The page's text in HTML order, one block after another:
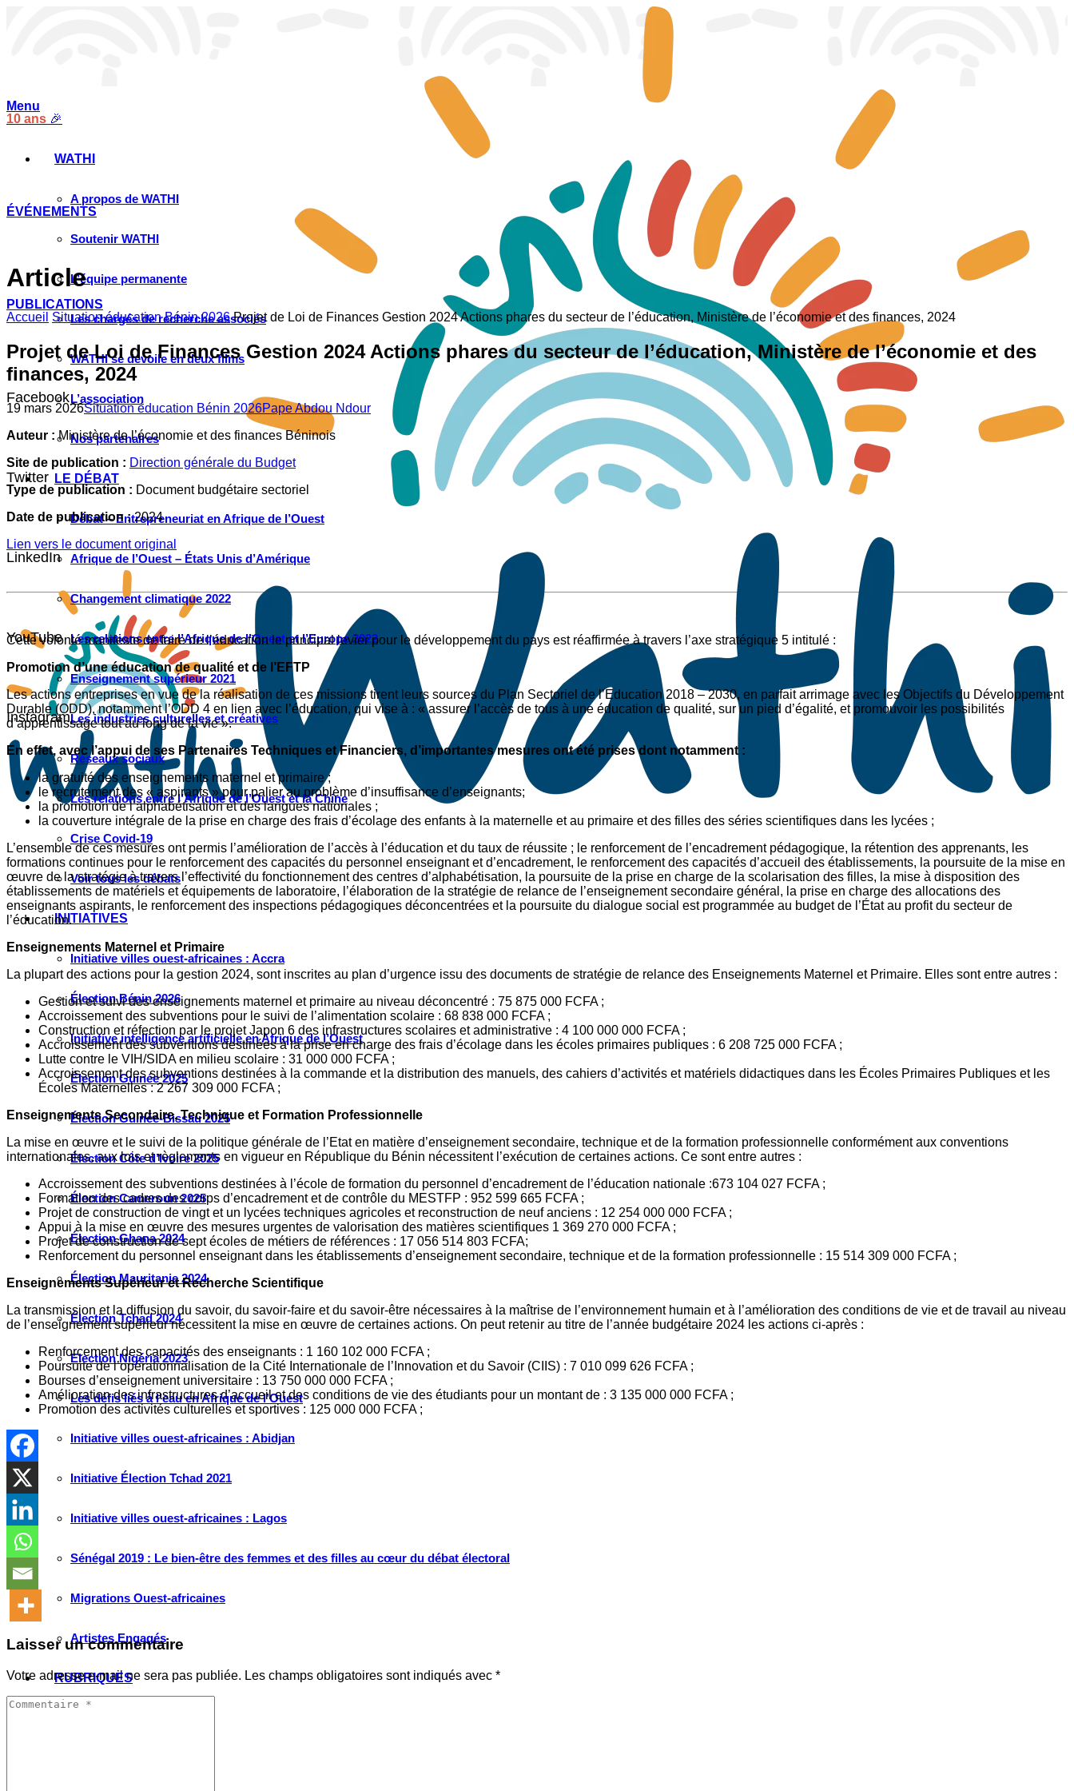
10 ans 🎉
ÉVÉNEMENTS
PUBLICATIONS
Facebook
Twitter
LinkedIn
YouTube
Instagram
Menu
WATHI
A propos de WATHI
Soutenir WATHI
L’équipe permanente
Les chargés de recherche associés
WATHI se dévoile en deux films
L’association
Nos partenaires
LE DÉBAT
Débat – Entrepreneuriat en Afrique de l’Ouest
Afrique de l’Ouest – États Unis d’Amérique
Changement climatique 2022
Les relations entre l’Afrique de l’Ouest et l’Europe 2022
Enseignement supérieur 2021
Les industries culturelles et créatives
Réseaux sociaux
Les relations entre l’Afrique de l’Ouest et la Chine
Crise Covid-19
Voir tous les débats
INITIATIVES
Initiative villes ouest-africaines : Accra
Élection Bénin 2026
Initiative intelligence artificielle en Afrique de l’Ouest
Élection Guinée 2025
Élection Guinée-Bissau 2025
Élection Côte d’Ivoire 2025
Élection Cameroun 2025
Élection Ghana 2024
Élection Mauritanie 2024
Élection Tchad 2024
Election Nigéria 2023
Les défis liés à l’eau en Afrique de l’Ouest
Initiative villes ouest-africaines : Abidjan
Initiative Élection Tchad 2021
Initiative villes ouest-africaines : Lagos
Sénégal 2019 : Le bien-être des femmes et des filles au cœur du débat électoral
Migrations Ouest-africaines
Artistes Engagés
RUBRIQUES
Article
Accueil Situation éducation Bénin 2026 Projet de Loi de Finances Gestion 2024 Actions phares du secteur de l’éducation, Ministère de l’économie et des finances, 2024
Projet de Loi de Finances Gestion 2024 Actions phares du secteur de l’éducation, Ministère de l’économie et des
finances, 2024
19 mars 2026Situation éducation Bénin 2026Pape Abdou Ndour
Auteur :Ministère de l’économie et des finances Béninois
Site de publication : Direction générale du Budget
Type de publication : Document budgétaire sectoriel
Date de publication :2024
Lien vers le document original
Cette volonté manifeste de faire de l’éducation le principal levier pour le développement du pays est réaffirmée à travers l’axe stratégique 5 intitulé :
Promotion d’une éducation de qualité et de l’EFTP
Les actions entreprises en vue de la réalisation de ces missions tirent leurs sources du Plan Sectoriel de l’Education 2018 – 2030, en parfait arrimage avec les Objectifs du Développement
Durable (ODD), notamment l’ODD 4 en lien avec l’éducation, qui vise à : « assurer l’accès de tous à une éducation de qualité, sur un pied d’égalité, et promouvoir les possibilités
d’apprentissage tout au long de la vie ».
En effet, avec l’appui de ses Partenaires Techniques et Financiers, d’importantes mesures ont été prises dont notamment :
la gratuité des enseignements maternel et primaire ;
le recrutement des « aspirants » pour palier au problème d’insuffisance d’enseignants;
la promotion de l’alphabétisation et des langues nationales ;
la couverture intégrale de la prise en charge des frais d’écolage des enfants à la maternelle et au primaire et des filles des séries scientifiques dans les lycées ;
L’ensemble de ces mesures ont permis l’amélioration de l’accès à l’éducation et du taux de réussite ; le renforcement de l’encadrement pédagogique, la rétention des apprenants, les
formations continues pour le renforcement des capacités du personnel enseignant et d’encadrement, le renforcement des capacités d’accueil des établissements, la poursuite de la mise en
œuvre de la stratégie à travers l’effectivité du fonctionnement des centres d’alphabétisation, la poursuite de la prise en charge de la scolarisation des filles, la mise à disposition des
établissements de matériels et équipements de laboratoire, l’élaboration de la stratégie de relance de l’enseignement secondaire général, la prise en charge des allocations des
enseignants aspirants, le renforcement des inspections pédagogiques déconcentrées et la poursuite du dialogue social est programmée au budget de l’État au profit du secteur de
l’éducation.
Enseignements Maternel et Primaire
La plupart des actions pour la gestion 2024, sont inscrites au plan d’urgence issu des documents de stratégie de relance des Enseignements Maternel et Primaire. Elles sont entre autres :
Gestion et suivi des enseignements maternel et primaire au niveau déconcentré : 75 875 000 FCFA ;
Accroissement des subventions pour le suivi de l’alimentation scolaire : 68 838 000 FCFA ;
Construction et réfection par le projet Japon 6 des infrastructures scolaires et administrative : 4 100 000 000 FCFA ;
Accroissement des subventions destinées à la prise en charge des frais d’écolage dans les écoles primaires publiques : 6 208 725 000 FCFA ;
Lutte contre le VIH/SIDA en milieu scolaire : 31 000 000 FCFA ;
Accroissement des subventions destinées à la commande et la distribution des manuels, des cahiers d’activités et matériels didactiques dans les Écoles Primaires Publiques et les
Écoles Maternelles : 2 267 309 000 FCFA ;
Enseignements Secondaire, Technique et Formation Professionnelle
La mise en œuvre et le suivi de la politique générale de l’Etat en matière d’enseignement secondaire, technique et de la formation professionnelle conformément aux conventions
internationales, aux lois et règlements en vigueur en République du Bénin nécessitent l’exécution de certaines actions. Ce sont entre autres :
Accroissement des subventions destinées à l’école de formation du personnel d’encadrement de l’éducation nationale :673 104 027 FCFA ;
Formation des cadres des corps d’encadrement et de contrôle du MESTFP : 952 599 665 FCFA ;
Projet de construction de vingt et un lycées techniques agricoles et reconstruction de neuf anciens : 12 254 000 000 FCFA ;
Appui à la mise en œuvre des mesures urgentes de valorisation des matières scientifiques 1 369 270 000 FCFA ;
Projet de construction de sept écoles de métiers de références : 17 056 514 803 FCFA;
Renforcement du personnel enseignant dans les établissements d’enseignement secondaire, technique et de la formation professionnelle : 15 514 309 000 FCFA ;
Enseignements Supérieur et Recherche Scientifique
La transmission et la diffusion du savoir, du savoir-faire et du savoir-être nécessaires à la maîtrise de l’environnement humain et à l’amélioration des conditions de vie et de travail au niveau
de l’enseignement supérieur nécessitent la mise en œuvre de certaines actions. On peut retenir au titre de l’année budgétaire 2024 les actions ci-après :
Renforcement des capacités des enseignants : 1 160 102 000 FCFA ;
Poursuite de l’opérationnalisation de la Cité Internationale de l’Innovation et du Savoir (CIIS) : 7 010 099 626 FCFA ;
Bourses d’enseignement universitaire : 13 750 000 000 FCFA ;
Amélioration des infrastructures d’accueil et des conditions de vie des étudiants pour un montant de : 3 135 000 000 FCFA ;
Promotion des activités culturelles et sportives : 125 000 000 FCFA ;
Laisser un commentaire
Votre adresse e-mail ne sera pas publiée. Les champs obligatoires sont indiqués avec *